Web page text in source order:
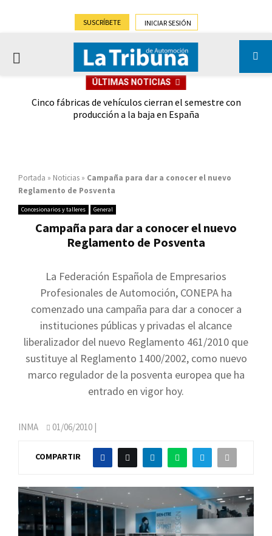
SUSCRÍBETE INICIAR SESIÓN
PRIMARY
ÚLTIMAS NOTICIAS
Cinco fábricas de vehículos cierran el semestre con
producción a la baja en España
Portada » Noticias » Campaña para dar a conocer el nuevo
Reglamento de Posventa
Concesionarios y talleres General
Campaña para dar a conocer el nuevo
Reglamento de Posventa
La Federación Española de Empresarios
Profesionales de Automoción, CONEPA ha
comenzado una campaña para dar a conocer a
instituciones públicas y privadas el alcance
liberalizador del nuevo Reglamento 461/2010 que
sustituye al Reglamento 1400/2002, como nuevo
marco regulador de la posventa europea que ha
entrado en vigor hoy.
INMA 01/06/2010 |
COMPARTIR